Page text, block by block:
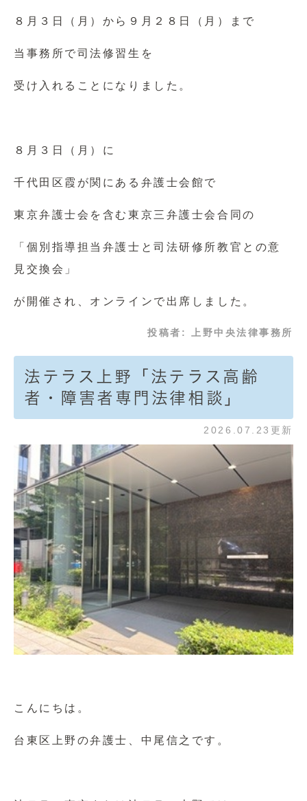
８月３日（月）から９月２８日（月）まで
当事務所で司法修習生を
受け入れることになりました。
８月３日（月）に
千代田区霞が関にある弁護士会館で
東京弁護士会を含む東京三弁護士会合同の
「個別指導担当弁護士と司法研修所教官との意
見交換会」
が開催され、オンラインで出席しました。
投稿者: 上野中央法律事務所
法テラス上野「法テラス高齢
者・障害者専門法律相談」
2026.07.23更新
こんにちは。
台東区上野の弁護士、中尾信之です。